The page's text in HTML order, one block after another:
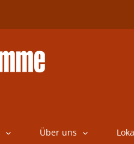
Über uns